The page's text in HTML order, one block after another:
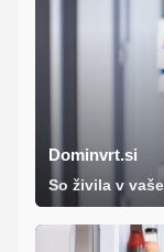
Dominvrt.si
So živila v